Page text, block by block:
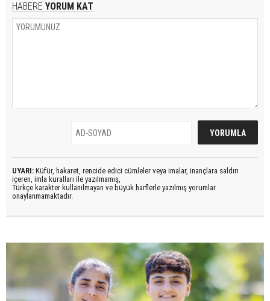
HABERE YORUM KAT
UYARI: Küfür, hakaret, rencide edici cümleler veya imalar, inançlara saldırı
içeren, imla kuralları ile yazılmamış,
Türkçe karakter kullanılmayan ve büyük harflerle yazılmış yorumlar
onaylanmamaktadır.